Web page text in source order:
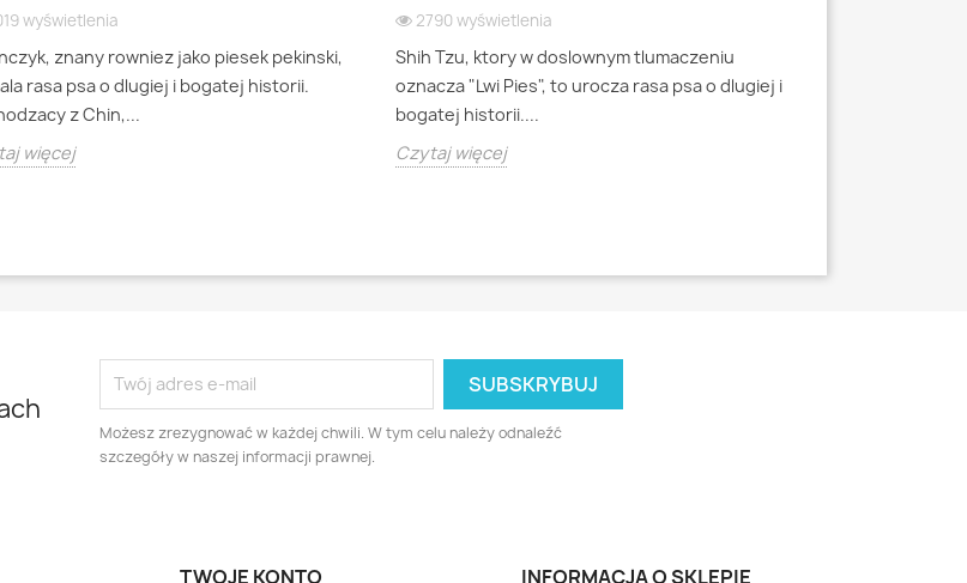
wyświetlenia
znany rowniez jako piesek pekinski,
rasa psa o dlugiej i bogatej historii.
z Chin,...
więcej
2790 wyświetlenia
Shih Tzu, ktory w doslownym tlumaczeniu
oznacza "Lwi Pies", to urocza rasa psa o dlugiej i
bogatej historii....
Czytaj więcej
Możesz zrezygnować w każdej chwili. W tym celu należy odnaleźć
szczegóły w naszej informacji prawnej.
TWOJE KONTO INFORMACJA O SKLEPIE